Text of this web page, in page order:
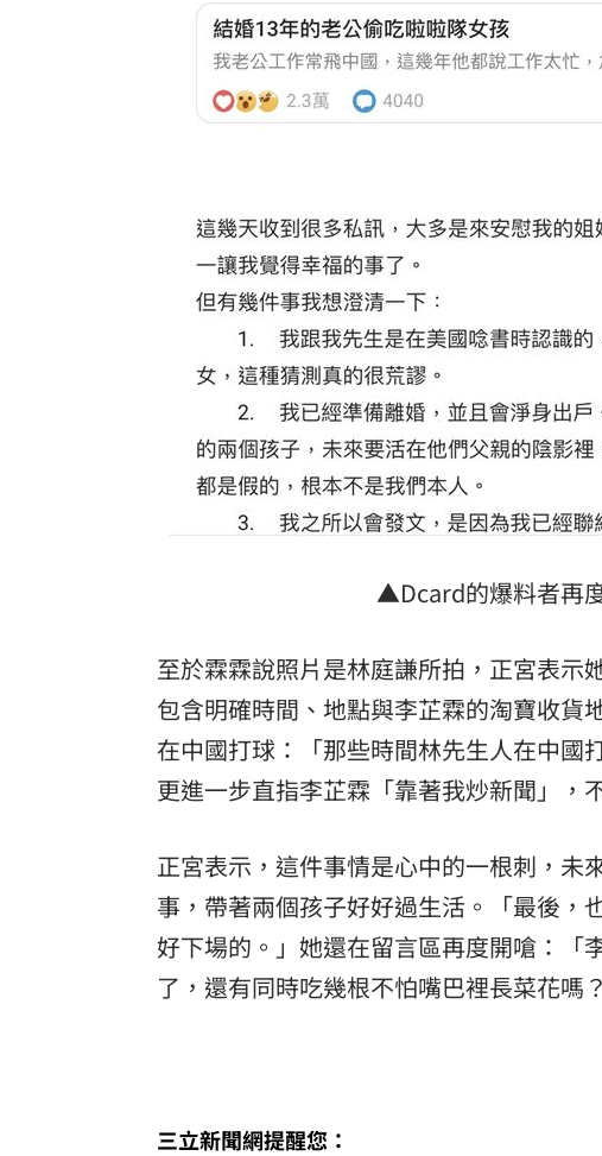
▲Dcard的爆料者再
至於霖霖說照片是林庭謙所拍，正宮表示
包含明確時間、地點與李芷霖的淘寶收貨
在中國打球：「那些時間林先生人在中國
更進一步直指李芷霖「靠著我炒新聞」，
正宮表示，這件事情是心中的一根刺，未
事，帶著兩個孩子好好過生活。「最後，
好下場的。」她還在留言區再度開嗆：「
了，還有同時吃幾根不怕嘴巴裡長菜花嗎？
三立新聞網提醒您：